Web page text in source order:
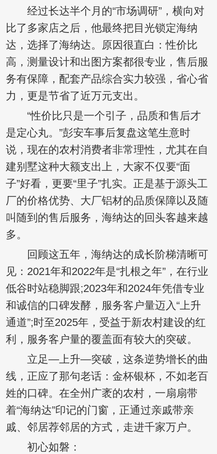
经过长达半个月的“市场调研”，横向对
比了多家店之后，他最终把目光锁定海纳
达，选择了海纳达。原因很直白：性价比
高，测量设计和出图方案都很专业，售后服
务有保障，配套产品综合实力较强，省心省
力，更是节省了近万元支出。
“性价比只是一个引子，品质和售后才
是定心丸。”彭安车事后复盘这笔生意时
说，现在的农村消费者非常理性，尤其在自
建别墅这种大额支出上，大家不仅要“面
子”好看，更要“里子”扎实。正是基于源头工
厂的价格优势、大厂铝材的品质保障以及随
叫随到的售后服务，海纳达的回头客越来越
多。
回顾这五年，海纳达的成长阶梯清晰可
见：2021年和2022年是“扎根之年”，在行业
低谷时站稳脚跟;2023年和2024年凭借专业
和诚信的口碑发酵，服务客户量迈入“上升
通道”;时至2025年，受益于新农村建设的红
利，服务客户量的覆盖面有较大的突破。
立足—上升—突破，这条逆势增长的曲
线，正应了那句老话：金杯银杯，不如老百
姓的口碑。在全州广袤的农村，一扇扇带
着“海纳达”印记的门窗，正通过亲戚带亲
戚、邻居荐邻居的方式，走进千家万户。
初心如磐：